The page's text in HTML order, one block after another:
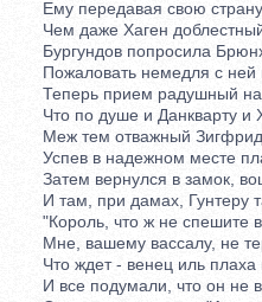
Ему передавая свою страну
Чем даже Хаген
Бургундов попросила
Пожаловать немедля с ней
Теперь прием радушный
Что по душе и Данкварту и
Меж тем отважный Зигфрид
Успев в надежном месте
Затем вернулся в замок,
И там, при дамах, Гунтеру
"Король, что ж не спешите
Мне, вашему вассалу, не
Что ждет - венец иль плаха
И все подумали, что он не